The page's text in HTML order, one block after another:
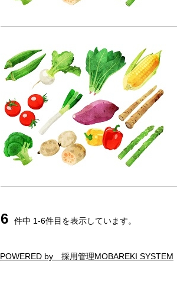
6 件中 1-6件目を表示しています。
POWERED by 採用管理MOBAREKI SYSTEM